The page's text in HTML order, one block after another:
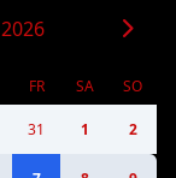
2026
FR SA SO
31 1 2